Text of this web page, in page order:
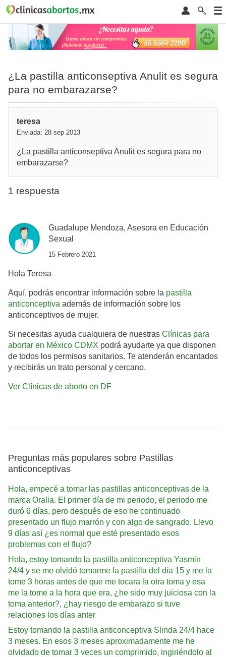
¿La pastilla anticonseptiva Anulit es segura
para no embarazarse?
teresa
Enviada: 28 sep 2013
¿La pastilla anticonseptiva Anulit es segura para no
embarazarse?
1 respuesta
Guadalupe Mendoza, Asesora en Educación
Sexual
15 Febrero 2021
Hola Teresa
Aquí, podrás encontrar información sobre la pastilla
anticonceptiva además de información sobre los
anticonceptivos de mujer.
Si necesitas ayuda cualquiera de nuestras Clínicas para
abortar en México CDMX podrá ayudarte ya que disponen
de todos los permisos sanitarios. Te atenderán encantados
y recibirás un trato personal y cercano.
Ver Clínicas de aborto en DF
Preguntas más populares sobre Pastillas
anticonceptivas
Hola, empecé a tomar las pastillas anticonceptivas de la
marca Oralia. El primer día de mi periodo, el periodo me
duró 6 días, pero después de eso he continuado
presentado un flujo marrón y con algo de sangrado. Llevo
9 días así ¿es normal que esté presentado esos
problemas con el flujo?
Hola, estoy tomando la pastilla anticonceptiva Yasmin
24/4 y se me olvidó tomarme la pastilla del día 15 y me la
tome 3 horas antes de que me tocara la otra toma y esa
me la tome a la hora que era, ¿he sido muy juiciosa con la
toma anterior?, ¿hay riesgo de embarazo si tuve
relaciones los días anter
Estoy tomando la pastilla anticonceptiva Slinda 24/4 hace
3 meses. En esos 3 meses aproximadamente me he
olvidado de tomar 3 veces un comprimido, ingiriéndolo al